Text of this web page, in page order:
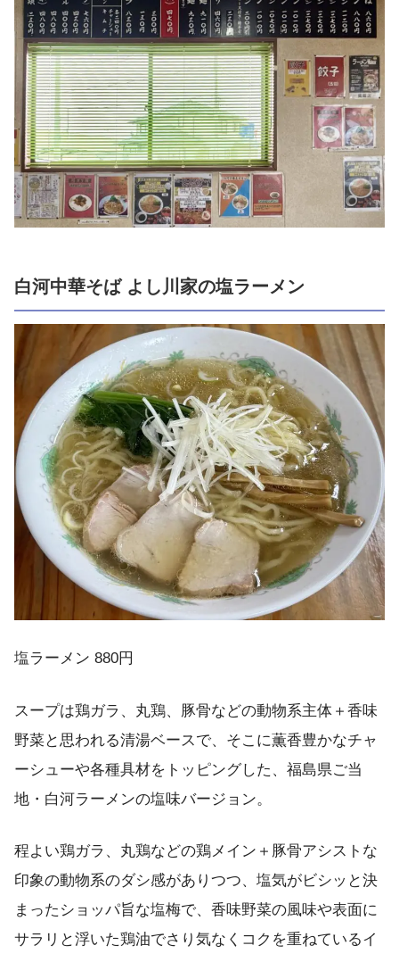
白河中華そば よし川家の塩ラーメン
塩ラーメン 880円
スープは鶏ガラ、丸鶏、豚骨などの動物系主体＋香味
野菜と思われる清湯ベースで、そこに薫香豊かなチャ
ーシューや各種具材をトッピングした、福島県ご当
地・白河ラーメンの塩味バージョン。
程よい鶏ガラ、丸鶏などの鶏メイン＋豚骨アシストな
印象の動物系のダシ感がありつつ、塩気がビシッと決
まったショッパ旨な塩梅で、香味野菜の風味や表面に
サラリと浮いた鶏油でさり気なくコクを重ねているイ